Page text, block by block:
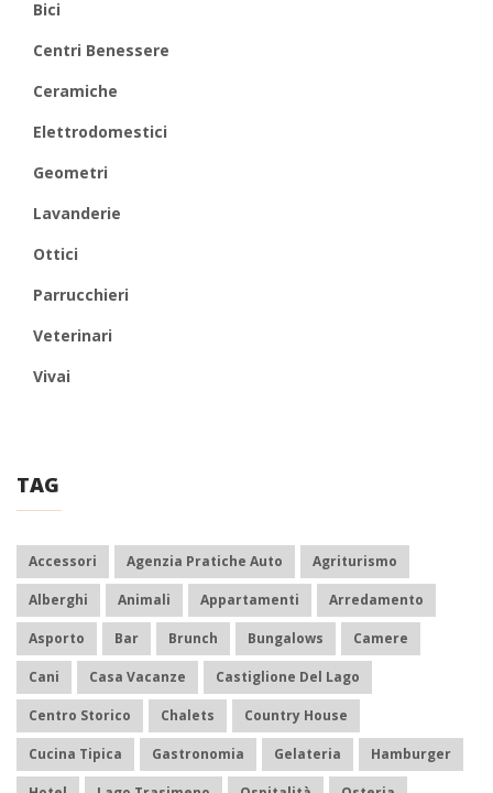
Bici
Centri Benessere
Ceramiche
Elettrodomestici
Geometri
Lavanderie
Ottici
Parrucchieri
Veterinari
Vivai
TAG
Accessori Agenzia Pratiche Auto Agriturismo
Alberghi Animali Appartamenti Arredamento
Asporto Bar Brunch Bungalows Camere
Cani Casa Vacanze Castiglione Del Lago
Centro Storico Chalets Country House
Cucina Tipica Gastronomia Gelateria Hamburger